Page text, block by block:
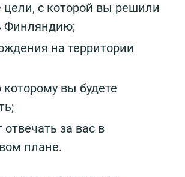
цели, с которой вы решили
Финляндию;
на территории
которому вы будете
отвечать за вас в
плане.